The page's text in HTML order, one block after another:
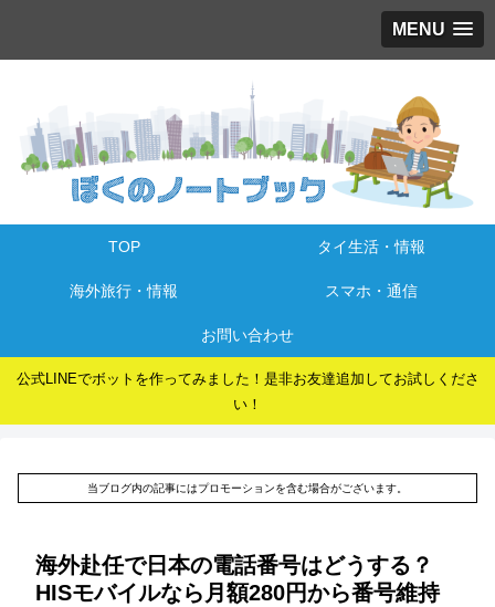
MENU
TOP タイ生活・情報
海外旅行・情報 スマホ・通信
お問い合わせ
公式LINEでボットを作ってみました！是非お友達追加してお試しくださ
い！
当ブログ内の記事にはプロモーションを含む場合がございます。
海外赴任で日本の電話番号はどうする？
HISモバイルなら月額280円から番号維持